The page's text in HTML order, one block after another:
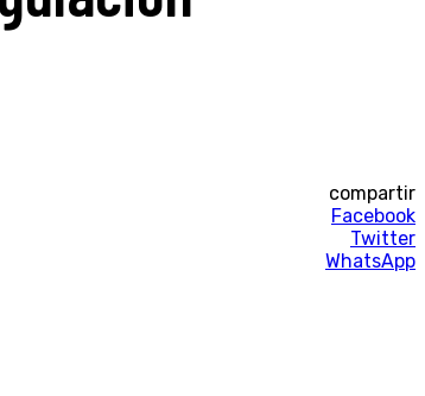
compartir
Facebook
Twitter
WhatsApp